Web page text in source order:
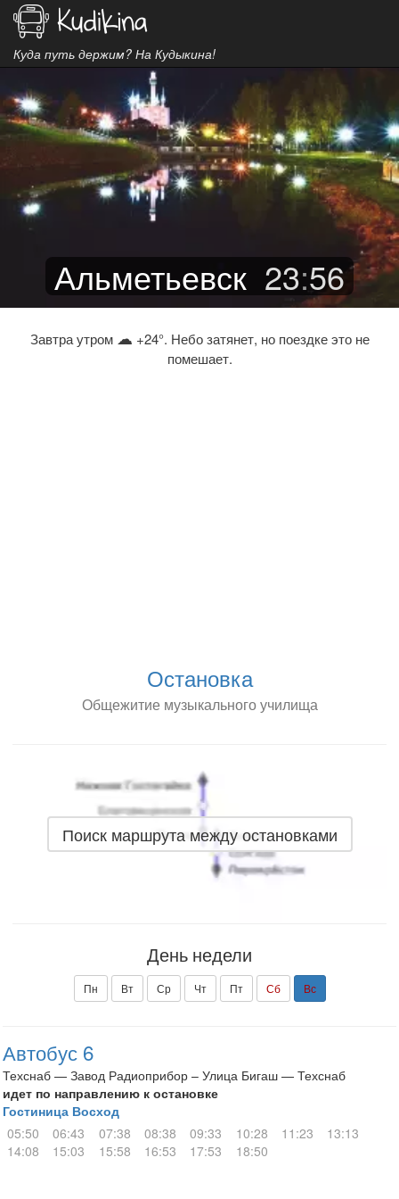
Куда путь держим? На Кудыкина!
Альметьевск 23:56
Завтра утром ☁ +24°. Небо затянет, но поездке это не
помешает.
Остановка
Общежитие музыкального училища
Поиск маршрута между остановками
День недели
Пн Вт Ср Чт Пт Сб Вс
Автобус 6
Техснаб — Завод Радиоприбор – Улица Бигаш — Техснаб
идет по направлению к остановке
Гостиница Восход
05:50
06:43 07:38 08:38 09:33 10:28 11:23
13:13
14:08
15:03 15:58 16:53 17:53 18:50